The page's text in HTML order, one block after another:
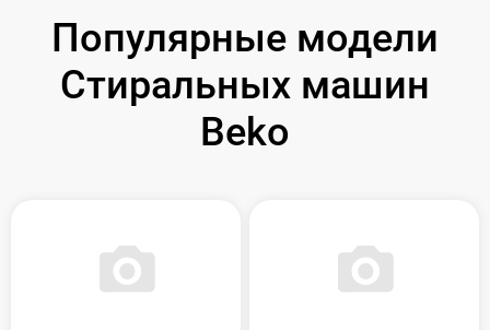
Популярные модели
Стиральных машин
Beko